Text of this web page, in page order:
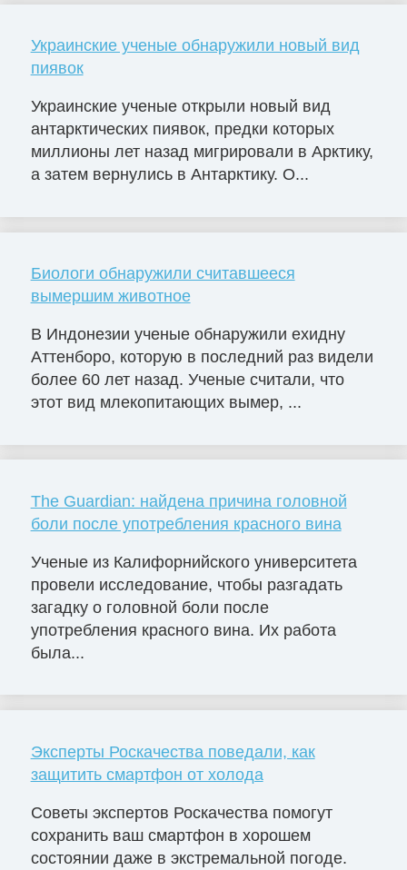
Украинские ученые обнаружили новый вид
пиявок
Украинские ученые открыли новый вид
антарктических пиявок, предки которых
миллионы лет назад мигрировали в Арктику,
а затем вернулись в Антарктику. О...
Биологи обнаружили считавшееся
вымершим животное
В Индонезии ученые обнаружили ехидну
Аттенборо, которую в последний раз видели
более 60 лет назад. Ученые считали, что
этот вид млекопитающих вымер, ...
The Guardian: найдена причина головной
боли после употребления красного вина
Ученые из Калифорнийского университета
провели исследование, чтобы разгадать
загадку о головной боли после
употребления красного вина. Их работа
была...
Эксперты Роскачества поведали, как
защитить смартфон от холода
Советы экспертов Роскачества помогут
сохранить ваш смартфон в хорошем
состоянии даже в экстремальной погоде.